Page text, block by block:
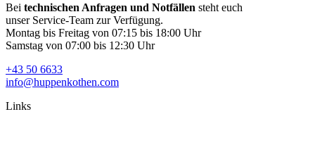
Bei technischen Anfragen und Notfällen steht euch
unser Service-Team zur Verfügung.
Montag bis Freitag von 07:15 bis 18:00 Uhr
Samstag von 07:00 bis 12:30 Uhr
+43 50 6633
info@huppenkothen.com
Links